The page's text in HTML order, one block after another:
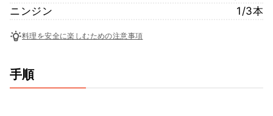
ニンジン
1/3本
料理を安全に楽しむための注意事項
手順